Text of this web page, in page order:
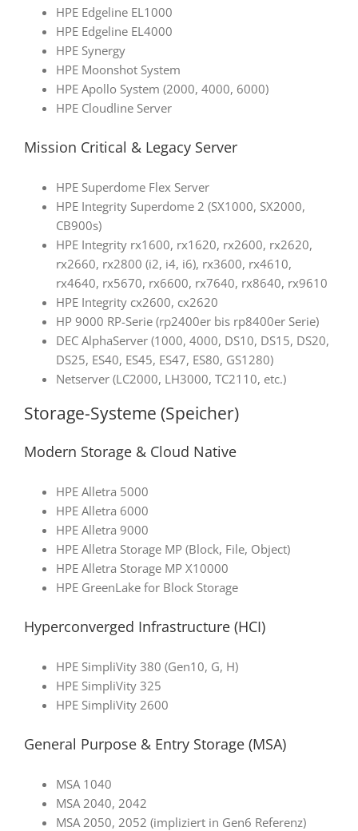
HPE Edgeline EL1000
HPE Edgeline EL4000
HPE Synergy
HPE Moonshot System
HPE Apollo System (2000, 4000, 6000)
HPE Cloudline Server
Mission Critical & Legacy Server
HPE Superdome Flex Server
HPE Integrity Superdome 2 (SX1000, SX2000,
CB900s)
HPE Integrity rx1600, rx1620, rx2600, rx2620,
rx2660, rx2800 (i2, i4, i6), rx3600, rx4610,
rx4640, rx5670, rx6600, rx7640, rx8640, rx9610
HPE Integrity cx2600, cx2620
HP 9000 RP-Serie (rp2400er bis rp8400er Serie)
DEC AlphaServer (1000, 4000, DS10, DS15, DS20,
DS25, ES40, ES45, ES47, ES80, GS1280)
Netserver (LC2000, LH3000, TC2110, etc.)
Storage-Systeme (Speicher)
Modern Storage & Cloud Native
HPE Alletra 5000
HPE Alletra 6000
HPE Alletra 9000
HPE Alletra Storage MP (Block, File, Object)
HPE Alletra Storage MP X10000
HPE GreenLake for Block Storage
Hyperconverged Infrastructure (HCI)
HPE SimpliVity 380 (Gen10, G, H)
HPE SimpliVity 325
HPE SimpliVity 2600
General Purpose & Entry Storage (MSA)
MSA 1040
MSA 2040, 2042
MSA 2050, 2052 (impliziert in Gen6 Referenz)